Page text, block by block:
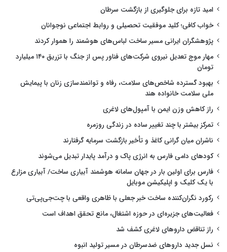
امید تازه برای جلوگیری از بازگشت سرطان
خواب کافی؛ کلید موفقیت تحصیلی و روابط اجتماعی نوجوانان
پژوهشگران ایرانی مسیر ساخت لباس‌های هوشمند را هموار کردند
مهار موج تعدیل نیروی شرکت‌های فناور پس از جنگ با تزریق ۱۴۰ میلیارد
تومان
بهبود گسترده شاخص‌های سلامت، رفاه و توانمندسازی زنان با پیمایش
ملی سلامت خانواده هند
راز کاهش وزن ایمن با آمپول‌های لاغری
تمرکز بیشتر با چند تغییر ساده در زندگی روزمره
ناشران میان گرانی کاغذ و تأخیر بازگشت سرمایه گرفتارند
کودهای دامی فارس به انرژی پاک و درآمد پایدار تبدیل می‌شوند
فارس برای اولین بار در جهان سامانه هوشمند آبیاری ساخت/ آبیاری مزارع
با یک کلیک و اپلیکیشن موبایل
رکورد نگران‌کننده ساخت خبر جعلی با ظاهری واقعی با چت‌جی‌پی‌تی
فعالیت‌های جزیره‌ای در حوزه اشتغال، مانع تحقق اهداف است
راز تناقض داروهای لاغری کشف شد
نسل جدید داروهای ضدسرطان در مسیر تولید انبوه